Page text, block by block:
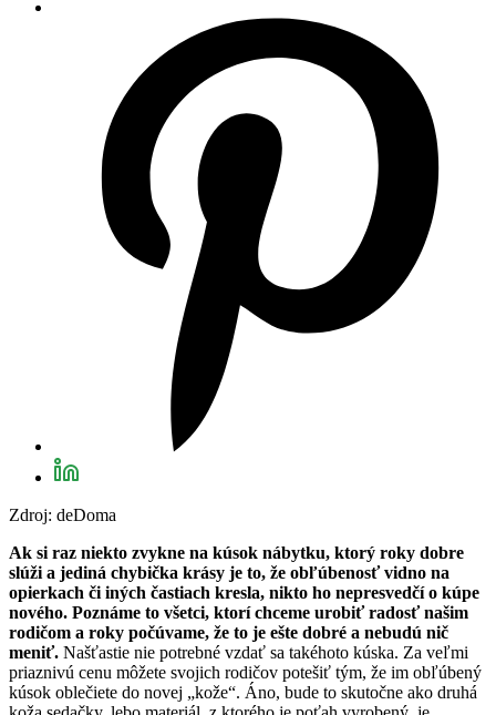
Zdroj: deDoma
Ak si raz niekto zvykne na kúsok nábytku, ktorý roky dobre
slúži a jediná chybička krásy je to, že obľúbenosť vidno na
opierkach či iných častiach kresla, nikto ho nepresvedčí o kúpe
nového. Poznáme to všetci, ktorí chceme urobiť radosť našim
rodičom a roky počúvame, že to je ešte dobré a nebudú nič
meniť. Našťastie nie potrebné vzdať sa takéhoto kúska. Za veľmi
priaznivú cenu môžete svojich rodičov potešiť tým, že im obľúbený
kúsok oblečiete do novej „kože“. Áno, bude to skutočne ako druhá